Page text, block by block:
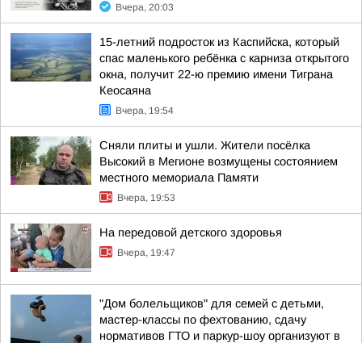
Вчера, 20:03
15-летний подросток из Каспийска, который
спас маленького ребёнка с карниза открытого
окна, получит 22-ю премию имени Тиграна
Кеосаяна
Вчера, 19:54
Сняли плиты и ушли. Жители посёлка
Высокий в Мегионе возмущены состоянием
местного мемориала Памяти
Вчера, 19:53
На передовой детского здоровья
Вчера, 19:47
"Дом болельщиков" для семей с детьми,
мастер-классы по фехтованию, сдачу
нормативов ГТО и паркур-шоу организуют в